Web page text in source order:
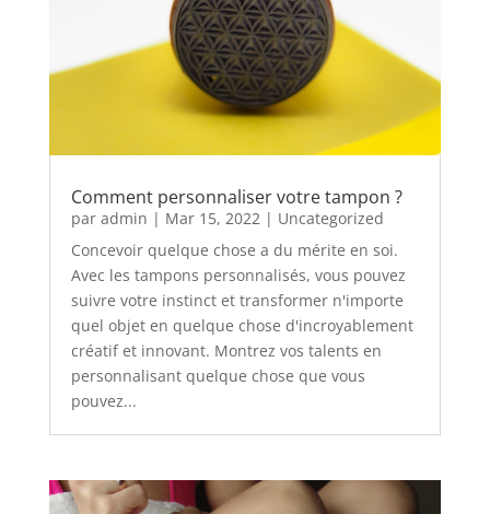
Comment personnaliser votre tampon ?
par admin | Mar 15, 2022 | Uncategorized
Concevoir quelque chose a du mérite en soi.
Avec les tampons personnalisés, vous pouvez
suivre votre instinct et transformer n'importe
quel objet en quelque chose d'incroyablement
créatif et innovant. Montrez vos talents en
personnalisant quelque chose que vous
pouvez...